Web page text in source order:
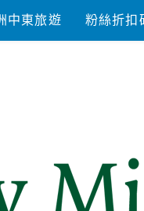
中東旅遊 粉絲折扣